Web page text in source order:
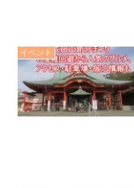
イベント